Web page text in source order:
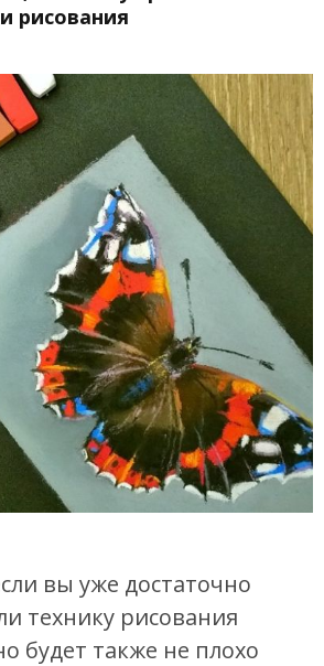
рисования
вы уже достаточно
технику рисования
будет также не плохо